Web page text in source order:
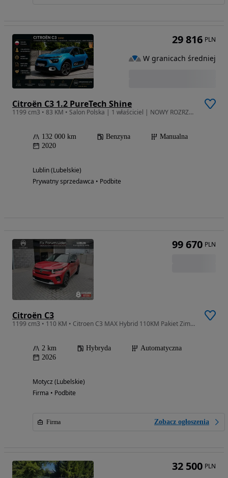
Citroën C3 1.2 PureTech Shine
1199 cm3 • 83 KM • Salon Polska | 1 właściciel | NOWY ROZRZĄD | FV 23% | CERAMIKA
132 000 km Benzyna
Manualna
2020
Lublin (Lubelskie)
Prywatny sprzedawca • Podbite
29 816 PLN
W granicach średniej
Citroën C3
1199 cm3 • 110 KM • Citroen C3 MAX Hybrid 110KM Pakiet Zimowy Kredyt 0% OC/AC 1,99%
2 km Hybryda
Automatyczna
2026
Motycz (Lubelskie)
Firma • Podbite
Firma Zobacz ogłoszenia
99 670 PLN
32 500 PLN